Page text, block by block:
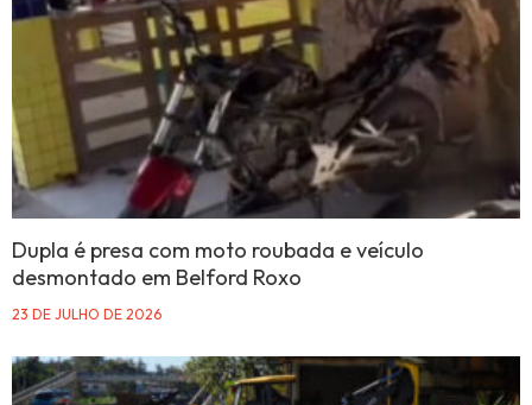
Dupla é presa com moto roubada e veículo
desmontado em Belford Roxo
23 DE JULHO DE 2026